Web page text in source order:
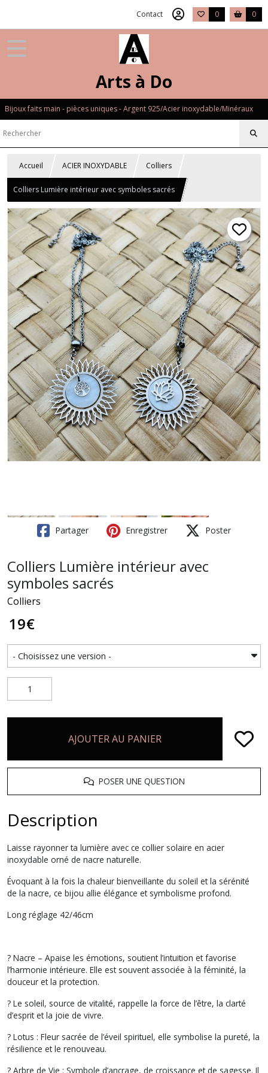
Contact 0 0
Arts à Do
Bijoux faits main - pièces uniques - Argent 925/Acier inoxydable/Minéraux
Accueil ACIER INOXYDABLE Colliers
Colliers Lumière intérieur avec symboles sacrés
Partager Enregistrer Poster
Colliers Lumière intérieur avec
symboles sacrés
Colliers
19€
AJOUTER AU PANIER
POSER UNE QUESTION
Description
Laisse rayonner ta lumière avec ce collier solaire en acier
inoxydable orné de nacre naturelle.
Évoquant à la fois la chaleur bienveillante du soleil et la sérénité
de la nacre, ce bijou allie élégance et symbolisme profond.
Long réglage 42/46cm
? Nacre – Apaise les émotions, soutient l’intuition et favorise
l’harmonie intérieure. Elle est souvent associée à la féminité, la
douceur et la protection.
? Le soleil, source de vitalité, rappelle la force de l’être, la clarté
d’esprit et la joie de vivre.
? Lotus : Fleur sacrée de l’éveil spirituel, elle symbolise la pureté, la
résilience et le renouveau.
? Arbre de Vie : Symbole d’ancrage, de croissance et de sagesse. Il